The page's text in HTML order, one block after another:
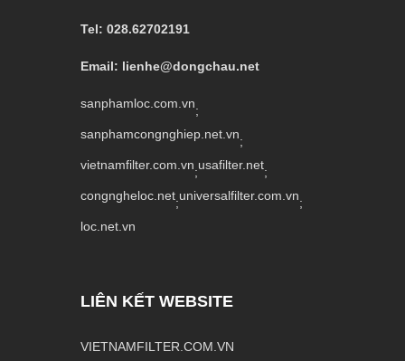
Tel: 028.62702191
Email: lienhe@dongchau.net
sanphamloc.com.vn;
sanphamcongnghiep.net.vn;
vietnamfilter.com.vn;usafilter.net;
congngheloc.net;universalfilter.com.vn;
loc.net.vn
LIÊN KẾT WEBSITE
VIETNAMFILTER.COM.VN